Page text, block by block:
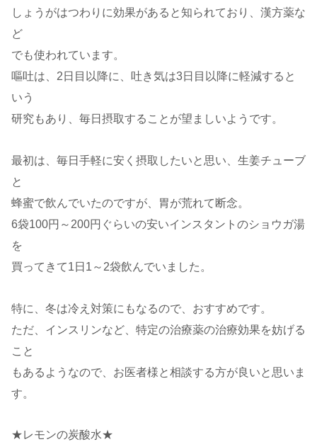
しょうがはつわりに効果があると知られており、漢方薬な
ど
でも使われています。
嘔吐は、2日目以降に、吐き気は3日目以降に軽減すると
いう
研究もあり、毎日摂取することが望ましいようです。
最初は、毎日手軽に安く摂取したいと思い、生姜チューブ
と
蜂蜜で飲んでいたのですが、胃が荒れて断念。
6袋100円～200円ぐらいの安いインスタントのショウガ湯
を
買ってきて1日1～2袋飲んでいました。
特に、冬は冷え対策にもなるので、おすすめです。
ただ、インスリンなど、特定の治療薬の治療効果を妨げる
こと
もあるようなので、お医者様と相談する方が良いと思いま
す。
★レモンの炭酸水★